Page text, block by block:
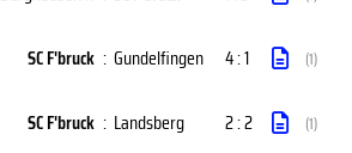
SC F'bruck : Gundelfingen 4 : 1 (1)
SC F'bruck : Landsberg 2 : 2 (1)